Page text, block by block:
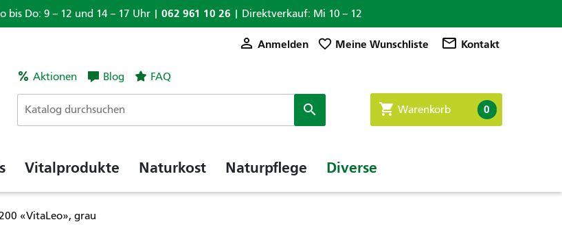
Do: 9 – 12 und 14 – 17 Uhr | 062 961 10 26 | Direktverkauf: Mi 10 – 12
 Anmelden favorite_border Meine Wunschliste mail_outline Kontakt
Aktionen Blog FAQ
 shopping_cart Warenkorb 0
Vitalprodukte Naturkost Naturpflege Diverse
«VitaLeo», grau